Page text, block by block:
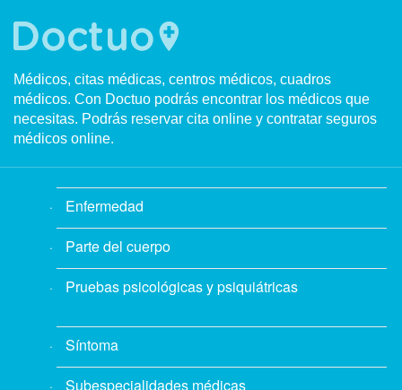
Médicos, citas médicas, centros médicos, cuadros
médicos. Con Doctuo podrás encontrar los médicos que
necesitas. Podrás reservar cita online y contratar seguros
médicos online.
Enfermedad
Parte del cuerpo
Pruebas psicológicas y psiquiátricas
Síntoma
Subespecialidades médicas